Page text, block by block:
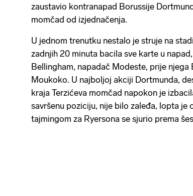
zaustavio kontranapad Borussije
momčad od izjednačenja.
U jednom trenutku nestalo je struje na
zadnjih 20 minuta bacila sve karte u
Bellingham, napadač Modeste, prije njega
Moukoko. U najboljoj akciji Dortmunda,
kraja Terzićeva momčad napokon je
savršenu poziciju, nije bilo zaleđa, lopta je
tajmingom za Ryersona se sjurio prema